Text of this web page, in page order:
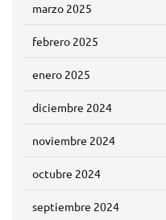
marzo 2025
febrero 2025
enero 2025
diciembre 2024
noviembre 2024
octubre 2024
septiembre 2024